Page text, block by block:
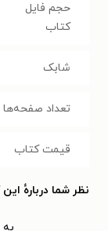
حجم فایل
کتاب
شابک
تعداد صفحه‌ها
قیمت کتاب
نظر شما دربارهٔ